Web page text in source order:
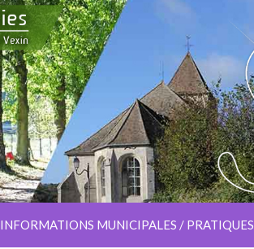
INFORMATIONS MUNICIPALES / PRATIQUES